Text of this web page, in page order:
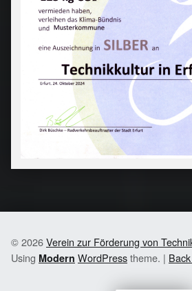
© 2026Verein zur Förderung von
Using Modern WordPresstheme. |